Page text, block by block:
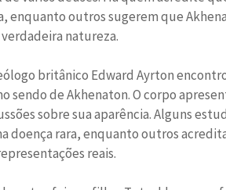
enquanto outros sugerem que
natureza.
britânico Edward Ayrton
sendo de Akhenaton. O corpo
sobre sua aparência. Alguns
doença rara, enquanto outros
reais.